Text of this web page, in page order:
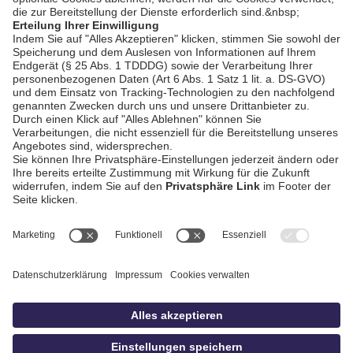
Straubing ersten
Bezirksliga West
AGB / Gewinnspiele
Datenschutz
Impressum
idowa.de